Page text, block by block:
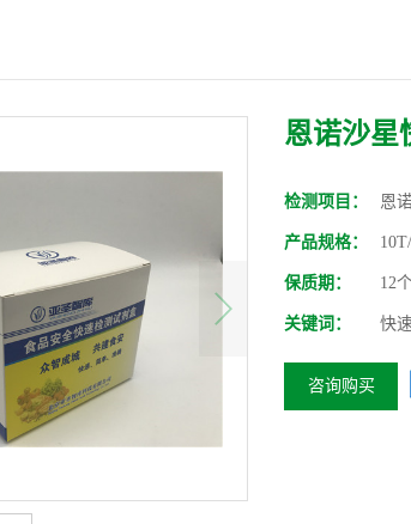
恩诺沙星
检测项目： 恩
产品规格：
保质期： 12
关键词： 快
咨询购买